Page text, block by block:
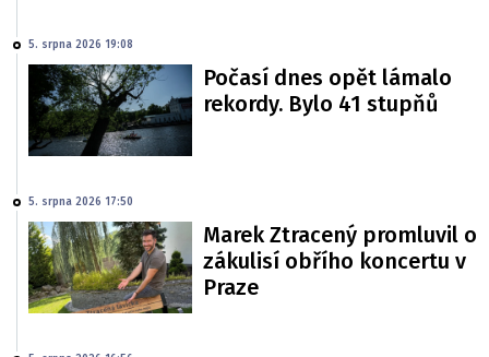
5. srpna 2026 19:08
Počasí dnes opět lámalo
rekordy. Bylo 41 stupňů
5. srpna 2026 17:50
Marek Ztracený promluvil o
zákulisí obřího koncertu v
Praze